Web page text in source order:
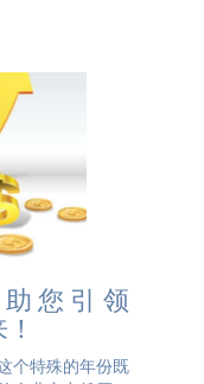
您引领
个特殊的年份既